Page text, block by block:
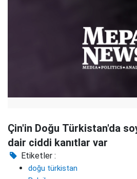
Çin'in Doğu Türkistan'da
dair ciddi kanıtlar var
Etiketler :
doğu türkistan